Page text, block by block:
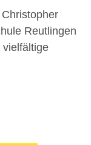
Reutlingen
vielfältige